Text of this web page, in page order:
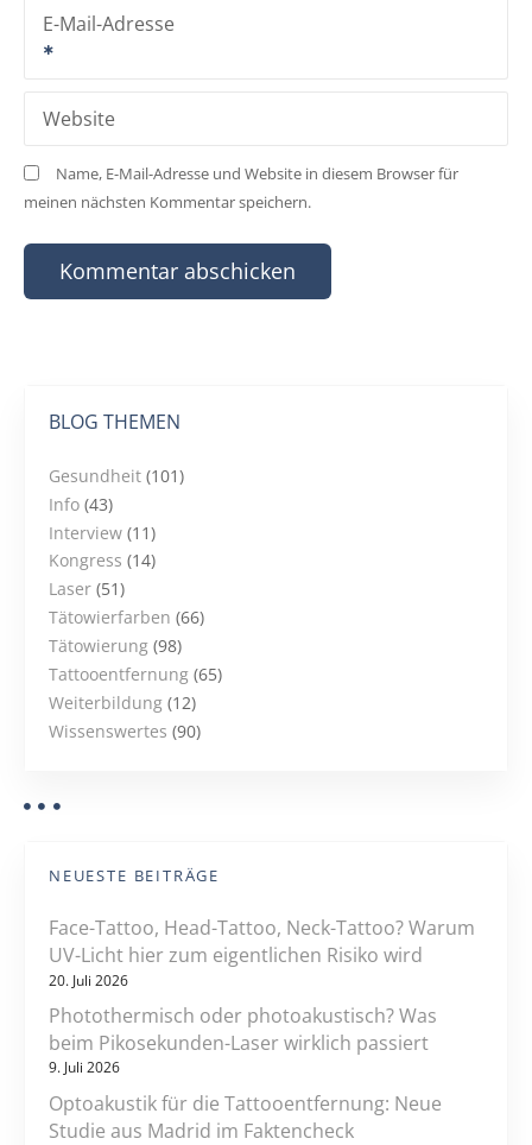
oE-Mail-Adresse
Website
Name, E-Mail-Adresse und Website in diesem Browser für
meinen nächsten Kommentar speichern.
BLOG THEMEN
Gesundheit (101)
Info (43)
Interview (11)
Kongress (14)
Laser (51)
Tätowierfarben (66)
Tätowierung (98)
Tattooentfernung (65)
Weiterbildung (12)
Wissenswertes (90)
NEUESTE BEITRÄGE
Face-Tattoo, Head-Tattoo, Neck-Tattoo? Warum
UV-Licht hier zum eigentlichen Risiko wird
20. Juli 2026
Photothermisch oder photoakustisch? Was
beim Pikosekunden-Laser wirklich passiert
9. Juli 2026
Optoakustik für die Tattooentfernung: Neue
Studie aus Madrid im Faktencheck